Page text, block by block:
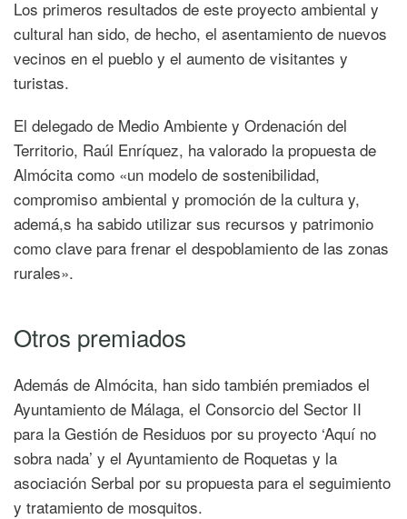
Los primeros resultados de este proyecto ambiental y
cultural han sido, de hecho, el asentamiento de nuevos
vecinos en el pueblo y el aumento de visitantes y
turistas.
El delegado de Medio Ambiente y Ordenación del
Territorio, Raúl Enríquez, ha valorado la propuesta de
Almócita como «un modelo de sostenibilidad,
compromiso ambiental y promoción de la cultura y,
ademá,s ha sabido utilizar sus recursos y patrimonio
como clave para frenar el despoblamiento de las zonas
rurales».
Otros premiados
Además de Almócita, han sido también premiados el
Ayuntamiento de Málaga, el Consorcio del Sector II
para la Gestión de Residuos por su proyecto ‘Aquí no
sobra nada’ y el Ayuntamiento de Roquetas y la
asociación Serbal por su propuesta para el seguimiento
y tratamiento de mosquitos.